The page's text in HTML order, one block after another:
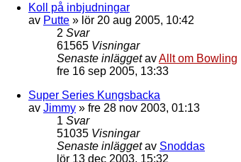
Koll på inbjudningar
av Putte » lör 20 aug 2005, 10:42
2 Svar
61565 Visningar
Senaste inläggetavAllt om Bowling
fre 16 sep 2005, 13:33
Super Series Kungsbacka
av Jimmy » fre 28 nov 2003, 01:13
1 Svar
51035 Visningar
Senaste inläggetav Snoddas
lör 13 dec 2003, 15:32